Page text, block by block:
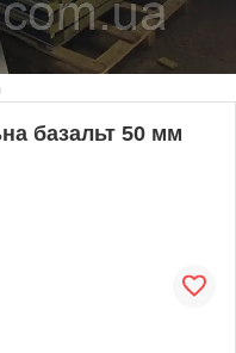
базальт 50 мм